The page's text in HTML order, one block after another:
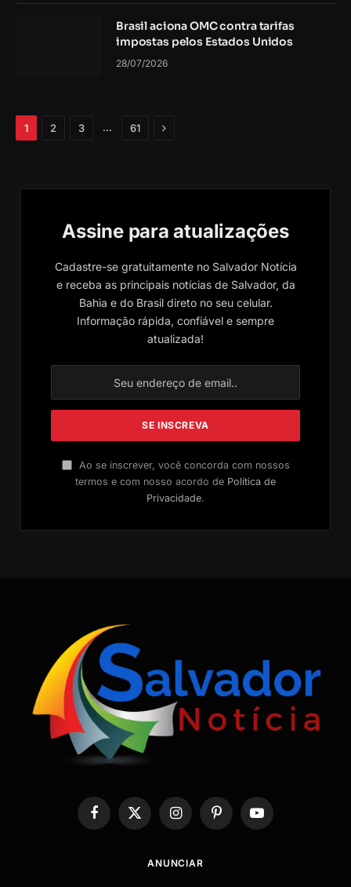
Brasil aciona OMC contra tarifas
impostas pelos Estados Unidos
28/07/2026
1 2 3 … 61 Próximo
Assine para atualizações
Cadastre-se gratuitamente no Salvador Notícia
e receba as principais notícias de Salvador, da
Bahia e do Brasil direto no seu celular.
Informação rápida, confiável e sempre
atualizada!
Ao se inscrever, você concorda com nossos
termos e com nosso acordo de Política de
Privacidade.
Facebook
X
(Twitter)
InstagramPinterestYouTube
ANUNCIAR